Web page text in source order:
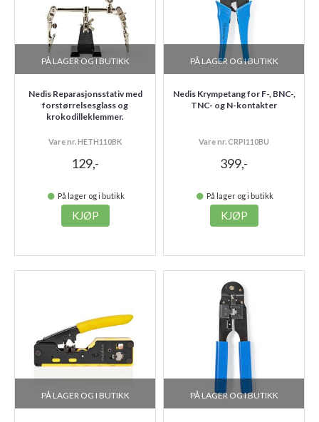
PÅ LAGER OG I BUTIKK
Nedis Reparasjonsstativ med
forstørrelsesglass og
krokodilleklemmer.
Vare nr. HETH110BK
129,-
På lager og i butikk
KJØP
PÅ LAGER OG I BUTIKK
Nedis Krympetang for F-, BNC-,
TNC- og N-kontakter
Vare nr. CRPI110BU
399,-
På lager og i butikk
KJØP
PÅ LAGER OG I BUTIKK PÅ LAGER OG I BUTIKK